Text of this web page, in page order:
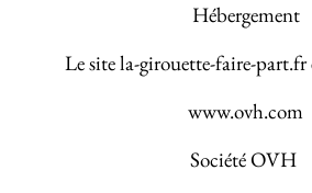
Hébergement
Le site la-girouette-faire-part.fr
www.ovh.com
Société OVH